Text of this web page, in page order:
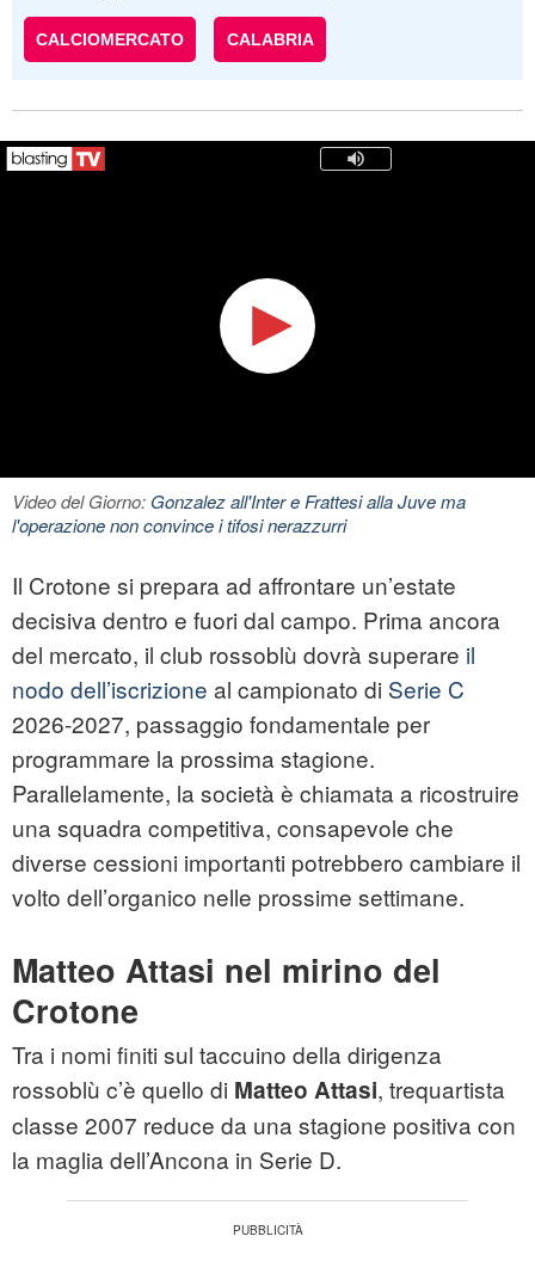
CALCIOMERCATO CALABRIA
Video del Giorno: Gonzalez all'Inter e Frattesi alla Juve ma
l'operazione non convince i tifosi nerazzurri
Il Crotone si prepara ad affrontare un’estate
decisiva dentro e fuori dal campo. Prima ancora
del mercato, il club rossoblù dovrà superare il
nodo dell’iscrizione al campionato di Serie C
2026-2027, passaggio fondamentale per
programmare la prossima stagione.
Parallelamente, la società è chiamata a ricostruire
una squadra competitiva, consapevole che
diverse cessioni importanti potrebbero cambiare il
volto dell’organico nelle prossime settimane.
Matteo Attasi nel mirino del
Crotone
Tra i nomi finiti sul taccuino della dirigenza
rossoblù c’è quello di Matteo Attasi, trequartista
classe 2007 reduce da una stagione positiva con
la maglia dell’Ancona in Serie D.